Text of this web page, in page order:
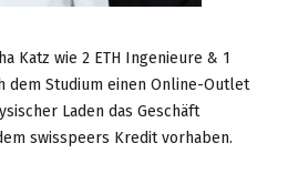
Katz wie 2 ETH Ingenieure & 1
dem Studium einen Online-Outlet
Laden das Geschäft
swisspeers Kredit vorhaben.